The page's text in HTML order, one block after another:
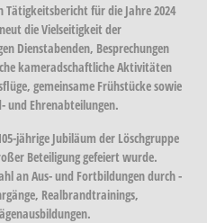
Tätigkeitsbericht für die Jahre 2024
die Vielseitigkeit der
Dienstabenden, Besprechungen
kameradschaftliche Aktivitäten
gemeinsame Frühstücke sowie
und Ehrenabteilungen.
jährige Jubiläum der Löschgruppe
Beteiligung gefeiert wurde.
an Aus- und Fortbildungen durch -
Realbrandtrainings,